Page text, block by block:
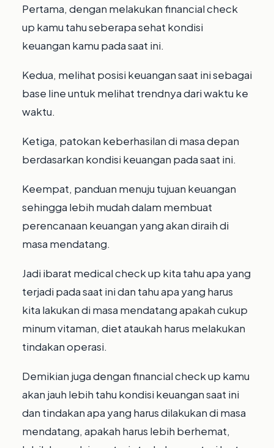
Pertama, dengan melakukan financial check
up kamu tahu seberapa sehat kondisi
keuangan kamu pada saat ini.⁣
Kedua, melihat posisi keuangan saat ini sebagai
base line untuk melihat trendnya dari waktu ke
waktu.⁣
Ketiga, patokan keberhasilan di masa depan
berdasarkan kondisi keuangan pada saat ini.⁣
Keempat, panduan menuju tujuan keuangan
sehingga lebih mudah dalam membuat
perencanaan keuangan yang akan diraih di
masa mendatang.⁣
Jadi ibarat medical check up kita tahu apa yang
terjadi pada saat ini dan tahu apa yang harus
kita lakukan di masa mendatang apakah cukup
minum vitaman, diet ataukah harus melakukan
tindakan operasi.⁣
Demikian juga dengan financial check up kamu
akan jauh lebih tahu kondisi keuangan saat ini
dan tindakan apa yang harus dilakukan di masa
mendatang, apakah harus lebih berhemat,